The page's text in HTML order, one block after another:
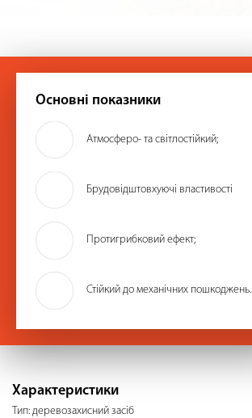
Основні показники
Атмосферо- та світлостійкий;
Брудовідштовхуючі властивості
Протигрибковий ефект;
Стійкий до механічних пошкоджень.
Характеристики
Тип: деревозахисний засіб